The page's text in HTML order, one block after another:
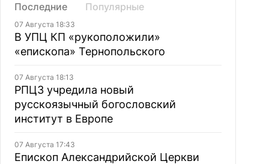
Последние Популярные
07 Августа 18:33
В УПЦ КП «рукоположили»
«епископа» Тернопольского
07 Августа 18:13
РПЦЗ учредила новый
русскоязычный богословский
институт в Европе
07 Августа 17:43
Епископ Александрийской Церкви